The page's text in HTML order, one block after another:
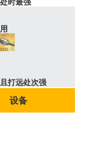
时最强
打远处次强
设备